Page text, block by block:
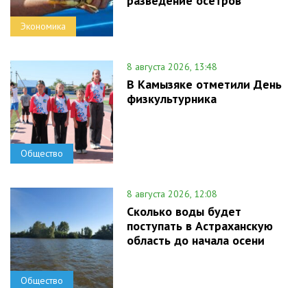
Экономика
Общество
8 августа 2026, 13:48
В Камызяке отметили День
физкультурника
Общество
8 августа 2026, 12:08
Сколько воды будет
поступать в Астраханскую
область до начала осени